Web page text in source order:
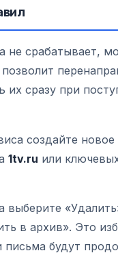
не срабатывает,
их сразу при
создайте
1tv.ru или
выберите
в архив». Это
будут